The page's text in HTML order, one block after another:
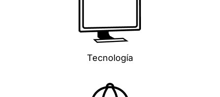
Tecnología